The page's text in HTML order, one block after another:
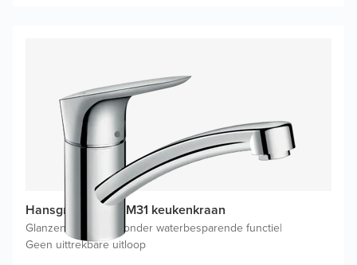
Hansgrohe Logis M31 keukenkraan
Glanzend Chroom Zonder waterbesparende functie|
Geen uittrekbare uitloop